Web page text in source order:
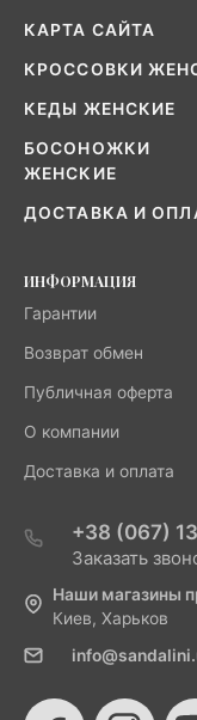
КАРТА САЙТА
КРОССОВКИ
КЕДЫ ЖЕНСКИЕ
БОСОНОЖКИ
ЖЕНСКИЕ
ДОСТАВКА И
ИНФОРМАЦИЯ
Гарантии
Возврат обмен
Публичная оферта
О компании
Доставка и оплата
+38 (067)
Заказать
Наши магазины
Киев, Харьков